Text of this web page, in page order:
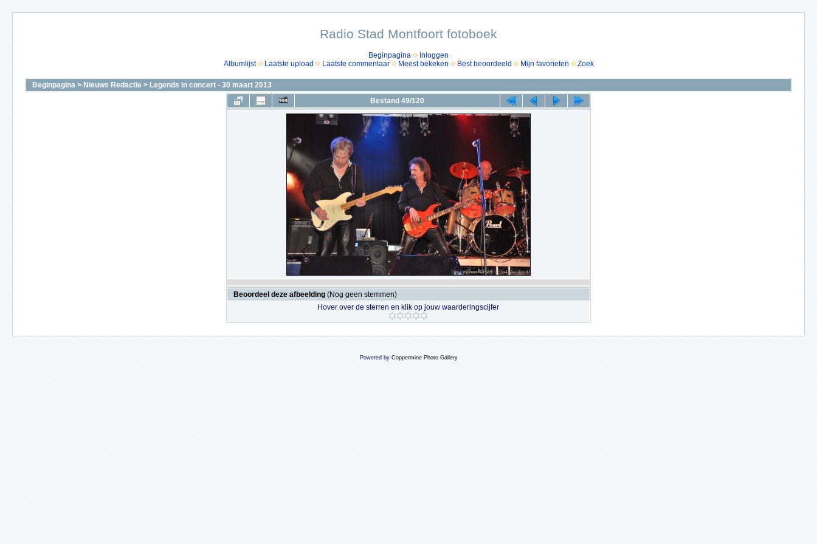
Radio Stad Montfoort fotoboek
Beginpagina
Inloggen
Albumlijst
Laatste upload Laatste commentaar Meest bekeken Best beoordeeld Mijn favorieten Zoek
Beginpagina > Nieuws Redactie > Legends in concert - 30 maart 2013
Bestand 49/120
Beoordeel deze afbeelding (Nog geen stemmen)
Hover over de sterren en klik op jouw waarderingscijfer
Powered by Coppermine Photo Gallery